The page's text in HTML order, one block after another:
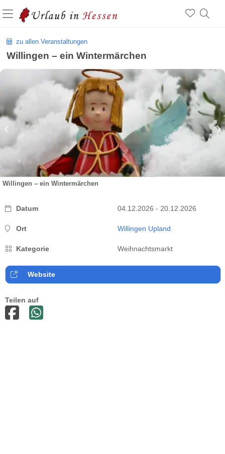
zu allen Veranstaltungen
Willingen – ein Wintermärchen
Willingen – ein Wintermärchen
Datum 04.12.2026 - 20.12.2026
Ort Willingen Upland
Kategorie Weihnachtsmarkt
Website
Teilen auf